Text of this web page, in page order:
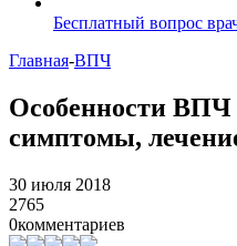
Бесплатный вопрос
Главная-ВПЧ
Особенности ВПЧ
симптомы,
30 июля 2018
2765
0комментариев